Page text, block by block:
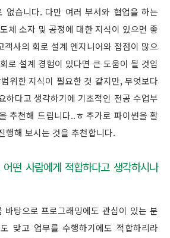
없습니다. 다만 여러 부서와 협업을 하는
체 소자 및 공정에 대한 지식이 있으면 좋
객사의 회로 설계 엔지니어와 접점이 많으
로 설계 경험이 있다면 큰 도움이 될 것입
위한 지식이 필요한 것 같지만, 무엇보다
하다고 생각하기에 기초적인 전공 수업부
추천해 드립니다..ㅎ 추가로 파이썬을 활
행해 보시는 것을 추천합니다.
떤 사람에게 적합하다고 생각하시나
탕으로 프로그래밍에도 관심이 있는 분
맞고 업무를 수행하기에도 적합하리라